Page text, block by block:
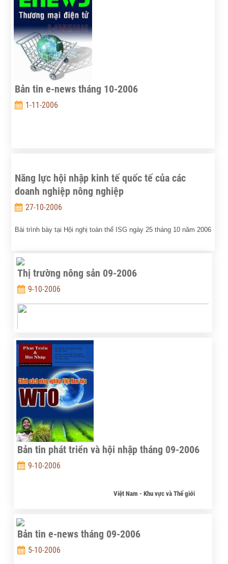
Bản tin e-news tháng 10-2006
1-11-2006
Năng lực hội nhập kinh tế quốc tế của các
doanh nghiệp nông nghiệp
27-10-2006
Bài trình bày tại Hội nghị toàn thể ISG ngày 25 tháng 10 năm 2006
Viện Chính sách và Chiến lược phát triển nông nghiệp nông thôn
Bộ Nông nghiệp và Phát triển nông thôn
Thị trường nông sản 09-2006
9-10-2006
Bản tin phát triển và hội nhập tháng 09-2006
9-10-2006
Việt Nam - Khu vực và Thế giới
Bản tin e-news tháng 09-2006
5-10-2006